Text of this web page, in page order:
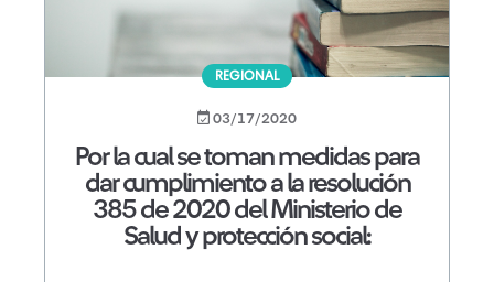
REGIONAL
03/17/2020
Por la cual se toman medidas para
dar cumplimiento a la resolución
385 de 2020 del Ministerio de
Salud y protección social: